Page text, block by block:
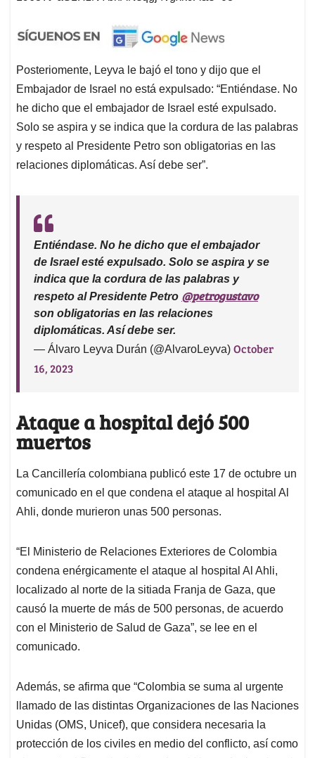
Posteriomente, Leyva le bajó el tono y dijo que el
Embajador de Israel no está expulsado: “Entiéndase. No
he dicho que el embajador de Israel esté expulsado.
Solo se aspira y se indica que la cordura de las palabras
y respeto al Presidente Petro son obligatorias en las
relaciones diplomáticas. Así debe ser”.
Entiéndase. No he dicho que el embajador
de Israel esté expulsado. Solo se aspira y se
indica que la cordura de las palabras y
respeto al Presidente Petro @petrogustavo
son obligatorias en las relaciones
diplomáticas. Así debe ser.
— Álvaro Leyva Durán (@AlvaroLeyva) October
16, 2023
Ataque a hospital dejó 500
muertos
La Cancillería colombiana publicó este 17 de octubre un
comunicado en el que condena el ataque al hospital Al
Ahli, donde murieron unas 500 personas.
“El Ministerio de Relaciones Exteriores de Colombia
condena enérgicamente el ataque al hospital Al Ahli,
localizado al norte de la sitiada Franja de Gaza, que
causó la muerte de más de 500 personas, de acuerdo
con el Ministerio de Salud de Gaza”, se lee en el
comunicado.
Además, se afirma que “Colombia se suma al urgente
llamado de las distintas Organizaciones de las Naciones
Unidas (OMS, Unicef), que considera necesaria la
protección de los civiles en medio del conflicto, así como